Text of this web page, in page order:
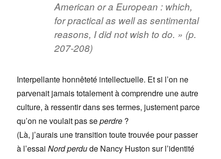
American or a European : which,
for practical as well as sentimental
reasons, I did not wish to do. » (p.
207-208)
Interpellante honnêteté intellectuelle. Et si l’on ne
parvenait jamais totalement à comprendre une autre
culture, à ressentir dans ses termes, justement parce
qu’on ne voulait pas seperdre ?
(Là, j’aurais une transition toute trouvée pour passer
à l’essaiNord perdude Nancy Huston sur l’identité